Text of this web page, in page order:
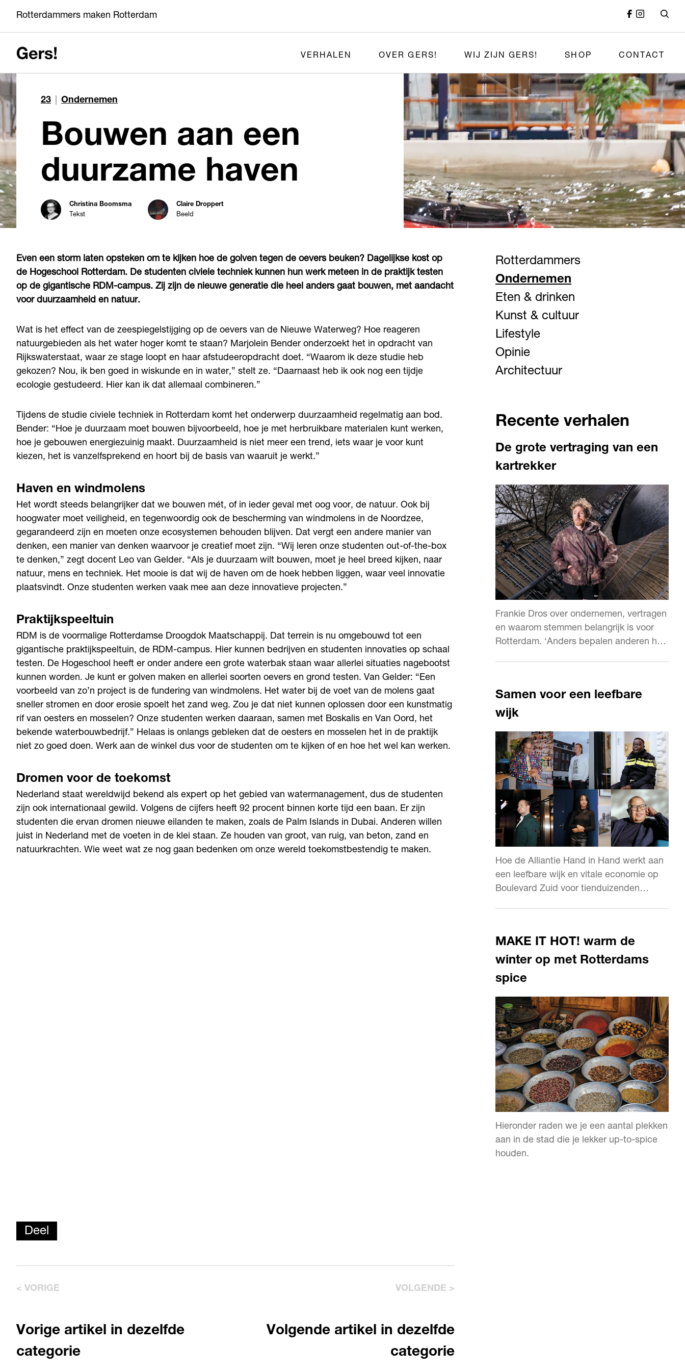
Rotterdammers maken Rotterdam
VERHALEN OVER GERS! WIJ ZIJN GERS! SHOP CONTACT
23 Ondernemen
Bouwen aan een
duurzame haven
Christina Boomsma
Tekst
Claire Droppert
Beeld
Even een storm laten opsteken om te kijken hoe de golven tegen de oevers beuken? Dagelijkse kost op
de Hogeschool Rotterdam. De studenten civiele techniek kunnen hun werk meteen in de praktijk testen
op de gigantische RDM-campus. Zij zijn de nieuwe generatie die heel anders gaat bouwen, met aandacht
voor duurzaamheid en natuur.
Wat is het effect van de zeespiegelstijging op de oevers van de Nieuwe Waterweg? Hoe reageren
natuurgebieden als het water hoger komt te staan? Marjolein Bender onderzoekt het in opdracht van
Rijkswaterstaat, waar ze stage loopt en haar afstudeeropdracht doet. “Waarom ik deze studie heb
gekozen? Nou, ik ben goed in wiskunde en in water,” stelt ze. “Daarnaast heb ik ook nog een tijdje
ecologie gestudeerd. Hier kan ik dat allemaal combineren.”
Tijdens de studie civiele techniek in Rotterdam komt het onderwerp duurzaamheid regelmatig aan bod.
Bender: “Hoe je duurzaam moet bouwen bijvoorbeeld, hoe je met herbruikbare materialen kunt werken,
hoe je gebouwen energiezuinig maakt. Duurzaamheid is niet meer een trend, iets waar je voor kunt
kiezen, het is vanzelfsprekend en hoort bij de basis van waaruit je werkt.”
Haven en windmolens
Het wordt steeds belangrijker dat we bouwen mét, of in ieder geval met oog voor, de natuur. Ook bij
hoogwater moet veiligheid, en tegenwoordig ook de bescherming van windmolens in de Noordzee,
gegarandeerd zijn en moeten onze ecosystemen behouden blijven. Dat vergt een andere manier van
denken, een manier van denken waarvoor je creatief moet zijn. “Wij leren onze studenten out-of-the-box
te denken,” zegt docent Leo van Gelder. “Als je duurzaam wilt bouwen, moet je heel breed kijken, naar
natuur, mens en techniek. Het mooie is dat wij de haven om de hoek hebben liggen, waar veel innovatie
plaatsvindt. Onze studenten werken vaak mee aan deze innovatieve projecten.”
Praktijkspeeltuin
RDM is de voormalige Rotterdamse Droogdok Maatschappij. Dat terrein is nu omgebouwd tot een
gigantische praktijkspeeltuin, de RDM-campus. Hier kunnen bedrijven en studenten innovaties op schaal
testen. De Hogeschool heeft er onder andere een grote waterbak staan waar allerlei situaties nagebootst
kunnen worden. Je kunt er golven maken en allerlei soorten oevers en grond testen. Van Gelder: “Een
voorbeeld van zo’n project is de fundering van windmolens. Het water bij de voet van de molens gaat
sneller stromen en door erosie spoelt het zand weg. Zou je dat niet kunnen oplossen door een kunstmatig
rif van oesters en mosselen? Onze studenten werken daaraan, samen met Boskalis en Van Oord, het
bekende waterbouwbedrijf.” Helaas is onlangs gebleken dat de oesters en mosselen het in de praktijk
niet zo goed doen. Werk aan de winkel dus voor de studenten om te kijken of en hoe het wel kan werken.
Dromen voor de toekomst
Nederland staat wereldwijd bekend als expert op het gebied van watermanagement, dus de studenten
zijn ook internationaal gewild. Volgens de cijfers heeft 92 procent binnen korte tijd een baan. Er zijn
studenten die ervan dromen nieuwe eilanden te maken, zoals de Palm Islands in Dubai. Anderen willen
juist in Nederland met de voeten in de klei staan. Ze houden van groot, van ruig, van beton, zand en
natuurkrachten. Wie weet wat ze nog gaan bedenken om onze wereld toekomstbestendig te maken.
Rotterdammers
Ondernemen
Eten & drinken
Kunst & cultuur
Lifestyle
Opinie
Architectuur
Recente verhalen
De grote vertraging van een
kartrekker
Frankie Dros over ondernemen, vertragen
en waarom stemmen belangrijk is voor
Rotterdam. ‘Anders bepalen anderen hoe
Samen voor een leefbare
wijk
Hoe de Alliantie Hand in Hand werkt aan
een leefbare wijk en vitale economie op
Boulevard Zuid voor tienduizenden
MAKE IT HOT! warm de
winter op met Rotterdams
spice
Hieronder raden we je een aantal plekken
aan in de stad die je lekker up-to-spice
houden.
Deel
< VORIGE
Vorige artikel in dezelfde
categorie
VOLGENDE >
Volgende artikel in dezelfde
categorie